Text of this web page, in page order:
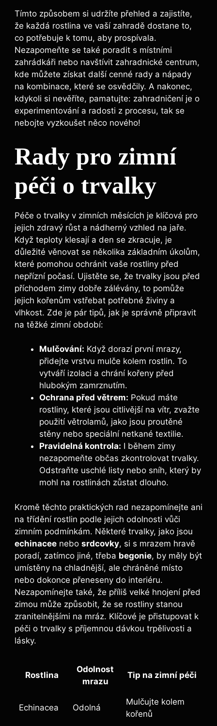
Tímto způsobem si udržíte přehled a zajistíte,
že každá rostlina ve vaší zahradě dostane to,
co potřebuje k tomu, aby prospívala.
Nezapomeňte se také poradit s místními
zahrádkáři nebo navštívit zahradnické centrum,
kde můžete získat další cenné rady a nápady
na kombinace, které se osvědčily. A nakonec,
kdykoli si nevěříte, pamatujte: zahradničení je o
experimentování a radosti z procesu, tak se
nebojte vyzkoušet něco nového!
Rady pro zimní
péči o trvalky
Péče o trvalky v zimních měsících je klíčová pro
jejich zdravý růst a nádherný vzhled na jaře.
Když teploty klesají a den se zkracuje, je
důležité věnovat se několika základním úkolům,
které pomohou ochránit vaše rostliny před
nepřízní počasí. Ujistěte se, že trvalky jsou před
příchodem zimy dobře zálévány, to pomůže
jejich kořenům vstřebat potřebné živiny a
vlhkost. Zde je pár tipů, jak je správně připravit
na těžké zimní období:
Mulčování: Když dorazí první mrazy,
přidejte vrstvu mulče kolem rostlin. To
vytváří izolaci a chrání kořeny před
hlubokým zamrznutím.
Ochrana před větrem: Pokud máte
rostliny, které jsou citlivější na vítr, zvažte
použití větrolamů, jako jsou proutěné
stěny nebo speciální netkané textilie.
Pravidelná kontrola: I během zimy
nezapomeňte občas zkontrolovat trvalky.
Odstraňte uschlé listy nebo sníh, který by
mohl na rostlinách zůstat dlouho.
Kromě těchto praktických rad nezapomínejte ani
na třídění rostlin podle jejich odolnosti vůči
zimním podmínkám. Některé trvalky, jako jsou
echinacee nebo srdcovky, si s mrazem hravě
poradí, zatímco jiné, třeba begonie, by měly být
umístěny na chladnější, ale chráněné místo
nebo dokonce přeneseny do interiéru.
Nezapomínejte také, že příliš velké hnojení před
zimou může způsobit, že se rostliny stanou
zranitelnějšími na mráz. Klíčové je přistupovat k
péči o trvalky s příjemnou dávkou trpělivosti a
lásky.
Rostlina
Odolnost
mrazu
Tip na zimní péči
Echinacea Odolná
Mulčujte kolem
kořenů